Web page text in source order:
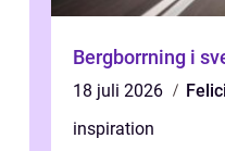
Bergborrning i
18 juli 2026
inspiration